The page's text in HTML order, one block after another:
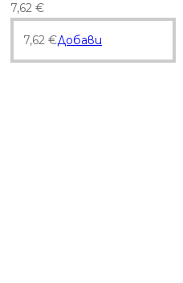
7,62 €
7,62 €Добави